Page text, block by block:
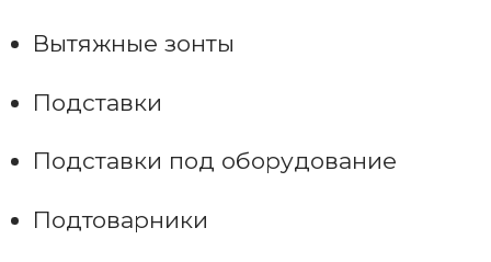
Вытяжные зонты
Подставки
Подставки под оборудование
Подтоварники